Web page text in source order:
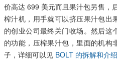
价高达 699 美元而且果汁包另售，
榨汁机，用手就可以挤压果汁包出
的创业公司最终关门收场。然后这
的功能，压榨果汁包，里面的机构
子，详细可以见 BOLT 的拆解和介绍